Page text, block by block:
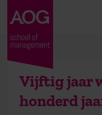
Vijftig jaar
honderd